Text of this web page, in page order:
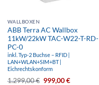
WALLBOXEN
ABB Terra AC Wallbox
11kW/22kW TAC-W22-T-RD-
PC-0
inkl. Typ-2 Buchse – RFID |
LAN+WLAN+SIM+BT |
Eichrechtskonform
1.299,00€ 999,00€